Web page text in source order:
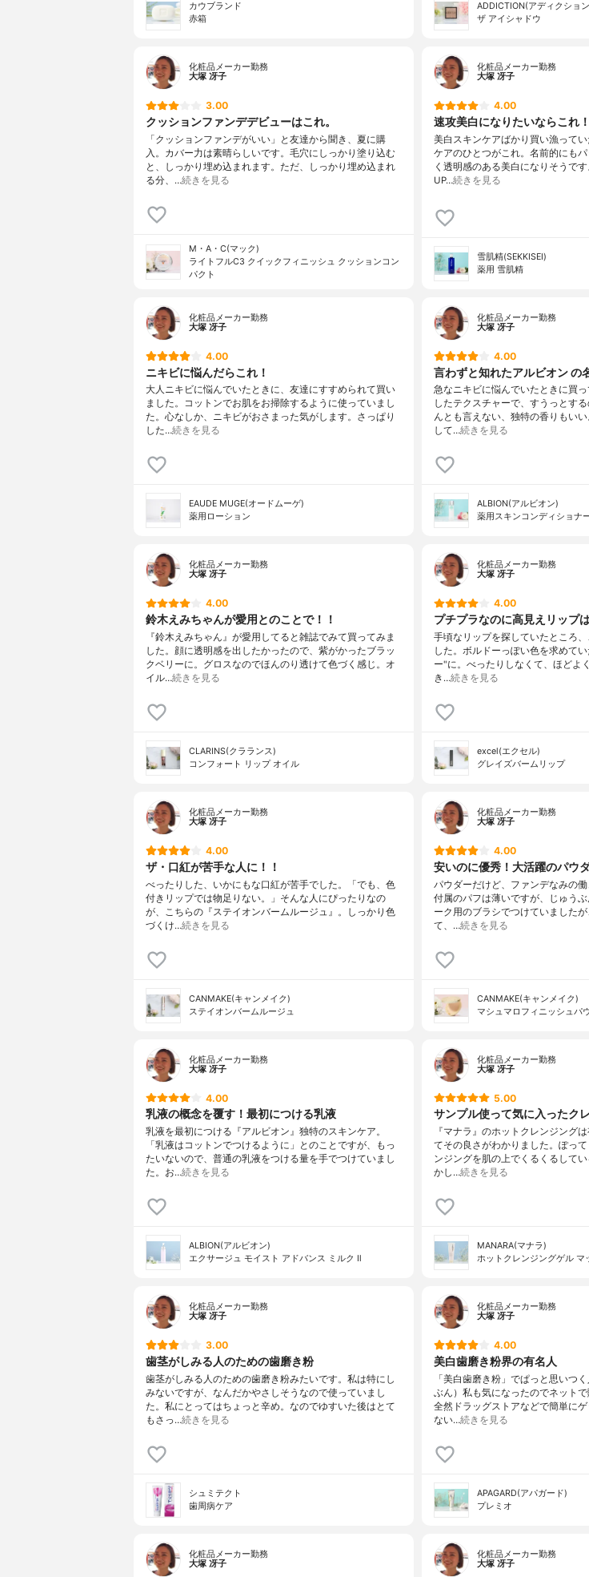
カウブランド
赤箱
ADDICTION(アディクショ
ザ アイシャドウ
化粧品メーカー勤務
大塚 冴子
3.00
クッションファンデデビューはこれ。
「クッションファンデがいい」と友達から聞き、夏に購
入。カバー力は素晴らしいです。毛穴にしっかり塗り込む
と、しっかり埋め込まれます。ただ、しっかり埋め込まれ
る分、…続きを見る
M・A・C(マック)
ライトフルC3 クイックフィニッシュ クッションコン
パクト
化粧品メーカー勤務
大塚 冴子
4.00
速攻美白になりたいならこれ！
美白スキンケアばかり買い漁って
ケアのひとつがこれ。名前的にも
く透明感のある美白になりそうで
UP…続きを見る
雪肌精(SEKKISEI)
薬用 雪肌精
化粧品メーカー勤務
大塚 冴子
4.00
ニキビに悩んだらこれ！
大人ニキビに悩んでいたときに、友達にすすめられて買い
ました。コットンでお肌をお掃除するように使っていまし
た。心なしか、ニキビがおさまった気がします。さっぱり
した…続きを見る
EAUDE MUGE(オードムーゲ)
薬用ローション
化粧品メーカー勤務
大塚 冴子
4.00
言わずと知れたアルビオン の
急なニキビに悩んでいたときに買
したテクスチャーで、すうっとす
んとも言えない、独特の香りもい
して…続きを見る
ALBION(アルビオン)
薬用スキンコンディショナ
化粧品メーカー勤務
大塚 冴子
4.00
鈴木えみちゃんが愛用とのことで！！
『鈴木えみちゃん』が愛用してると雑誌でみて買ってみま
した。顔に透明感を出したかったので、紫がかったブラッ
クベリーに。グロスなのでほんのり透けて色づく感じ。オ
イル…続きを見る
CLARINS(クラランス)
コンフォート リップ オイル
化粧品メーカー勤務
大塚 冴子
4.00
プチプラなのに高見えリップ
手頃なリップを探していたところ
した。ボルドーっぽい色を求めて
ー"に。べったりしなくて、ほどよ
き…続きを見る
excel(エクセル)
グレイズバームリップ
化粧品メーカー勤務
大塚 冴子
4.00
ザ・口紅が苦手な人に！！
べったりした、いかにもな口紅が苦手でした。「でも、色
付きリップでは物足りない。」そんな人にぴったりなの
が、こちらの『ステイオンバームルージュ』。しっかり色
づくけ…続きを見る
CANMAKE(キャンメイク)
ステイオンバームルージュ
化粧品メーカー勤務
大塚 冴子
4.00
安いのに優秀！大活躍のパウ
パウダーだけど、ファンデなみの働
付属のパフは薄いですが、じゅう
ーク用のブラシでつけていました
て、…続きを見る
CANMAKE(キャンメイク)
マシュマロフィニッシュパ
化粧品メーカー勤務
大塚 冴子
4.00
乳液の概念を覆す！最初につける乳液
乳液を最初につける『アルビオン』独特のスキンケア。
「乳液はコットンでつけるように」とのことですが、もっ
たいないので、普通の乳液をつける量を手でつけていまし
た。お…続きを見る
ALBION(アルビオン)
エクサージュ モイスト アドバンス ミルク Ⅱ
化粧品メーカー勤務
大塚 冴子
5.00
サンプル使って気に入ったク
『マナラ』のホットクレンジング
てその良さがわかりました。ぽっ
ンジングを肌の上でくるくるして
かし…続きを見る
MANARA(マナラ)
ホットクレンジングゲル マ
化粧品メーカー勤務
大塚 冴子
3.00
歯茎がしみる人のための歯磨き粉
歯茎がしみる人のための歯磨き粉みたいです。私は特にし
みないですが、なんだかやさしそうなので使っていまし
た。私にとってはちょっと辛め。なのでゆすいた後はとて
もさっ…続きを見る
シュミテクト
歯周病ケア
化粧品メーカー勤務
大塚 冴子
4.00
美白歯磨き粉界の有名人
「美白歯磨き粉」でぱっと思いつ
ぶん）私も気になったのでネット
全然ドラッグストアなどで簡単に
ない…続きを見る
APAGARD(アパガード)
プレミオ
化粧品メーカー勤務
大塚 冴子
化粧品メーカー勤務
大塚 冴子